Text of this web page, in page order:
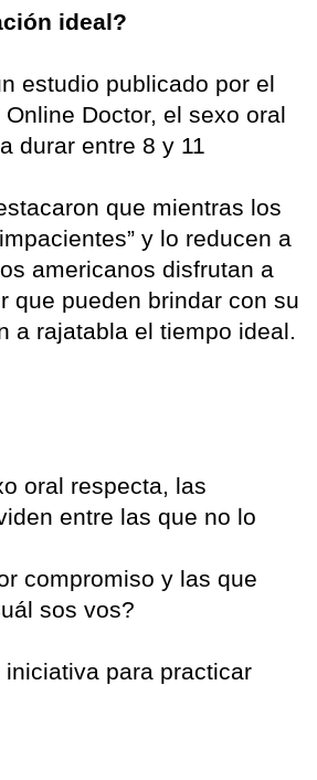
ideal?
estudio publicado por el
Doctor, el sexo oral
durar entre 8 y 11
que mientras los
y lo reducen a
americanos disfrutan a
que pueden brindar con su
a rajatabla el tiempo ideal.
oral respecta, las
entre las que no lo
compromiso y las que
sos vos?
para practicar